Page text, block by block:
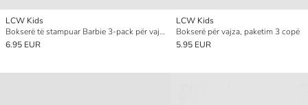
LCW Kids
Bokserë të stampuar Barbie 3-pack për vajza
6.95 EUR
LCW Kids
Bokserë për vajza, paketim 3 copë
5.95 EUR